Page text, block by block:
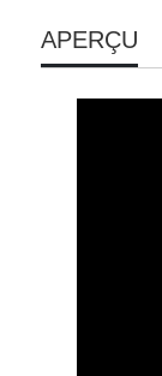
APERÇU